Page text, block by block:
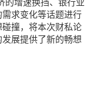
的增速换挡、银行业
求变化等话题进行
撞，将本次财私论
展提供了新的畅想